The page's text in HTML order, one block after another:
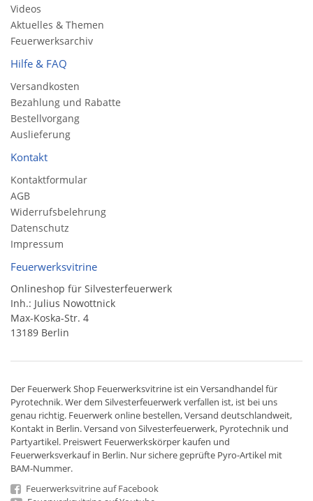
Videos
Aktuelles & Themen
Feuerwerksarchiv
Hilfe & FAQ
Versandkosten
Bezahlung und Rabatte
Bestellvorgang
Auslieferung
Kontakt
Kontaktformular
AGB
Widerrufsbelehrung
Datenschutz
Impressum
Feuerwerksvitrine
Onlineshop für Silvesterfeuerwerk
Inh.: Julius Nowottnick
Max-Koska-Str. 4
13189 Berlin
Der Feuerwerk Shop Feuerwerksvitrine ist ein Versandhandelfür
Pyrotechnik. Wer dem Silvesterfeuerwerk verfallen ist, ist bei uns
genau richtig. Feuerwerk online bestellen,Versand deutschlandweit,
Kontakt in Berlin. Versand von Silvesterfeuerwerk, Pyrotechnik und
Partyartikel. Preiswert Feuerwerkskörper kaufen und
Feuerwerksverkauf in Berlin. Nur sichere geprüfte Pyro-Artikel mit
BAM-Nummer.
Feuerwerksvitrine auf Facebook